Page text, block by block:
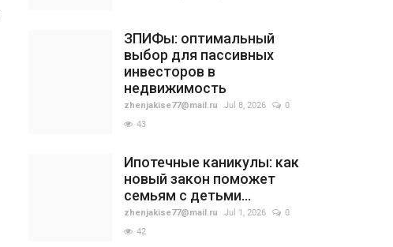
ЗПИФы: оптимальный
выбор для пассивных
инвесторов в
недвижимость
zhenjakise77@mail.ru Jul 8, 2026
0
43
Ипотечные каникулы: как
новый закон поможет
семьям с детьми...
zhenjakise77@mail.ru Jul 1, 2026
0
42